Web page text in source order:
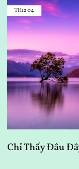
TH1204
Chỉ Thấy Đâu